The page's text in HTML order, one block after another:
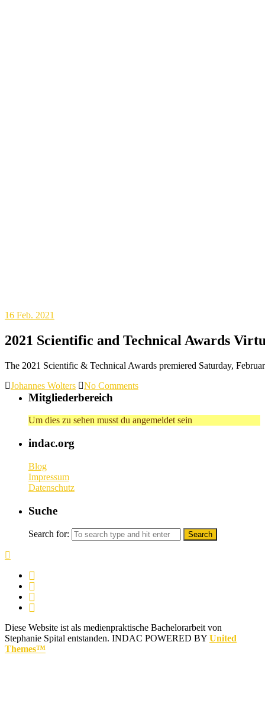
16 Feb. 2021
2021 Scientific and Technical Awards
The 2021 Scientific & Technical Awards premiered Saturday,
Johannes Wolters
No Comments
Mitgliederbereich
Um dies zu sehen musst du angemeldet sein
indac.org
Blog
Impressum
Datenschutz
Suche
Search for:
Diese Website ist als medienpraktische Bachelorarbeit von
Stephanie Spital entstanden. INDAC POWERED BY United
Themes™